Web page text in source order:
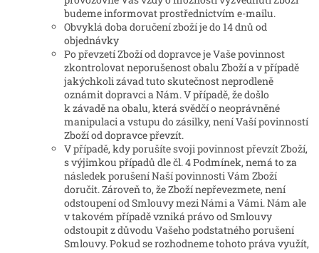
budeme informovat prostřednictvím e-mailu.
Obvyklá doba doručení zboží je do 14 dnů od
objednávky
Po převzetí Zboží od dopravce je Vaše povinnost
zkontrolovat neporušenost obalu Zboží a v případě
jakýchkoli závad tuto skutečnost neprodleně
oznámit dopravci a Nám. V případě, že došlo
k závadě na obalu, která svědčí o neoprávněné
manipulaci a vstupu do zásilky, není Vaší povinností
Zboží od dopravce převzít.
V případě, kdy porušíte svoji povinnost převzít Zboží,
s výjimkou případů dle čl. 4 Podmínek, nemá to za
následek porušení Naší povinnosti Vám Zboží
doručit. Zároveň to, že Zboží nepřevezmete, není
odstoupení od Smlouvy mezi Námi a Vámi. Nám ale
v takovém případě vzniká právo od Smlouvy
odstoupit z důvodu Vašeho podstatného porušení
Smlouvy. Pokud se rozhodneme tohoto práva využít,